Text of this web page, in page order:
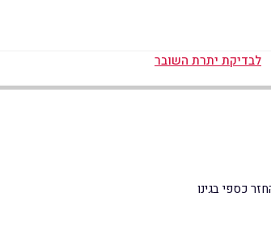
לבדיקת יתרת השובר
כספי בגינו